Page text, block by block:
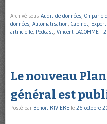
Archivé sous Audit de données, On parle
données, Automatisation, Cabinet,
artificielle, Podcast, Vincent LACOMME
Le nouveau
général est
Posté par Benoît RIVIERE le 26 octobre